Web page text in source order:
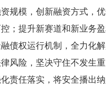
规模，创新融资方式，
；提升新赛道和新业务
债权运行机制，全力化
风险，坚决守住不发生重
责任落实，将安全播出